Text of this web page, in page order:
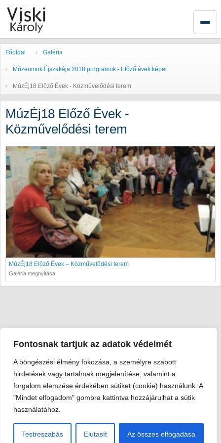
Fontosnak tartjuk az adatok védelmét
A böngészési élmény fokozása, a személyre szabott
hirdetések vagy tartalmak megjelenítése, valamint a
forgalom elemzése érdekében sütiket (cookie) használunk. A
"Mindet elfogadom" gombra kattintva hozzájárulhat a sütik
használatához.
Testreszabás Elutasít Az összes elfogadása
Főoldal Galéria
Múzeumok Éjszakája 2018 programok - Előző évek képei
MúzÉj18 Előző Évek - Közművelődési terem
MúzÉj18 Előző Évek -
Közművelődési terem
MúzÉj18 Előző Évek – Közművelődési terem
Galéria megnyitása
Viski Károly Múzeum Kalocsa
6300 Kalocsa, Szent István király út 25. · Telefon:
351
© 2026 Viski Károly Múzeum Kalocsa